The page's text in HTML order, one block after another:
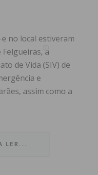
no local estiveram
a
de Vida (SIV) de
e
assim como a
para o
LER...